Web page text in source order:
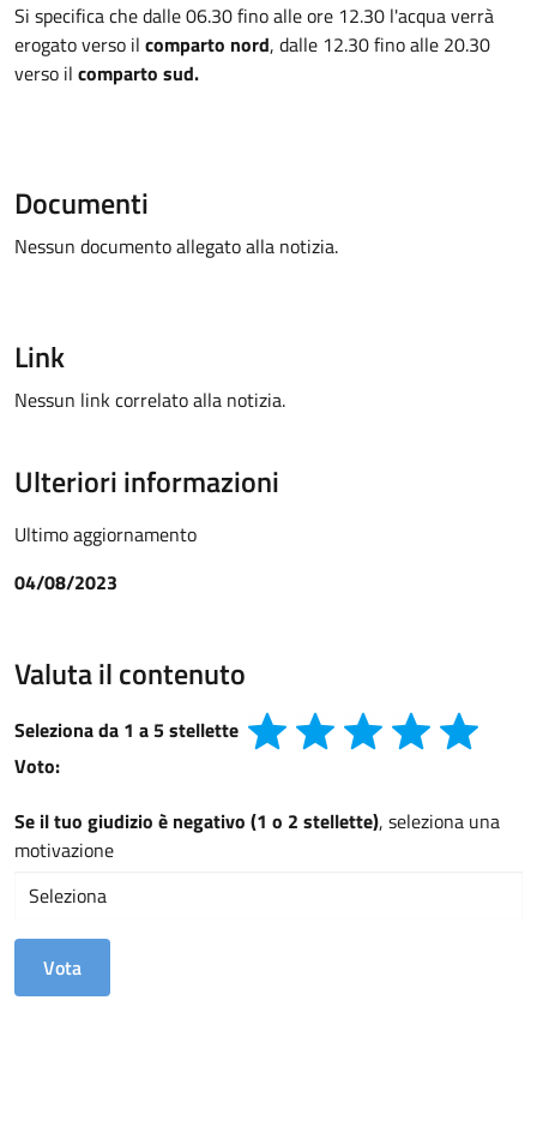
Si specifica che dalle 06.30 fino alle ore 12.30 l'acqua verrà
erogato verso il comparto nord, dalle 12.30 fino alle 20.30
verso il comparto sud.
Documenti
Nessun documento allegato alla notizia.
Link
Nessun link correlato alla notizia.
Ulteriori informazioni
Ultimo aggiornamento
04/08/2023
Valuta il contenuto
Seleziona da 1 a 5 stellette
Voto:
Se il tuo giudizio è negativo (1 o 2 stellette), seleziona una
motivazione